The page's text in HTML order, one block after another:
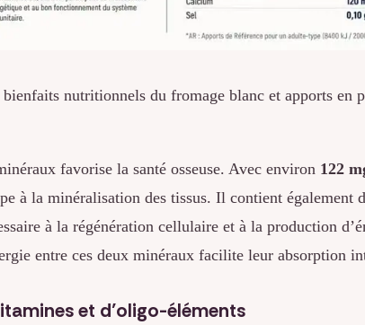
nutritionnels du fromage blanc et apports en
favorise la santé osseuse. Avec environ 122
à la minéralisation des tissus. Il contient également
à la régénération cellulaire et à la production
entre ces deux minéraux facilite leur absorption
et d’oligo-éléments